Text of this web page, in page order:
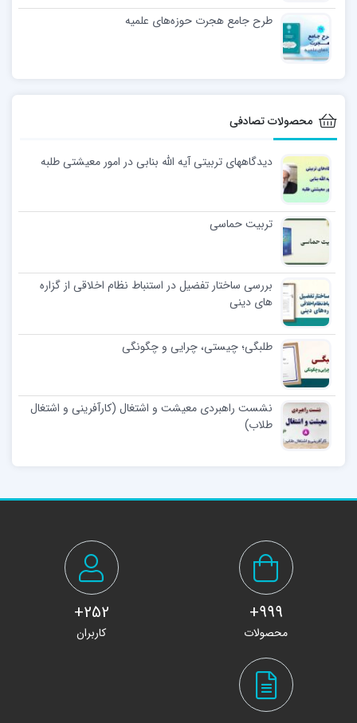
طرح جامع هجرت حوزه‌های علمیه
محصولات تصادفی
دیدگاههای تربیتی آیه الله بنابی در امور معیشتی طلبه
تربیت حماسی
بررسی ساختار تفضیل در استنباط نظام اخلاقی از گزاره
های دینی
طلبگی؛ چیستی، چرایی و چگونگی
نشست راهبردی معیشت و اشتغال (کارآفرینی و اشتغال
طلاب)
999+
محصولات
252+
کاربران